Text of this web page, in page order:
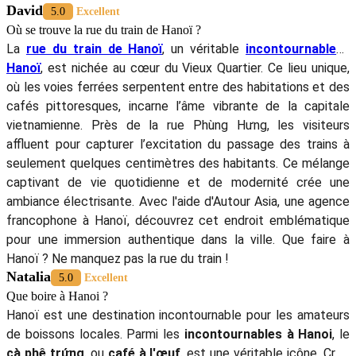
David 5.0 Excellent
Où se trouve la rue du train de Hanoï ?
La rue du train de Hanoï, un véritable incontournable à
Hanoï, est nichée au cœur du Vieux Quartier. Ce lieu unique,
où les voies ferrées serpentent entre des habitations et des
cafés pittoresques, incarne l’âme vibrante de la capitale
vietnamienne. Près de la rue Phùng Hưng, les visiteurs
affluent pour capturer l’excitation du passage des trains à
seulement quelques centimètres des habitants. Ce mélange
captivant de vie quotidienne et de modernité crée une
ambiance électrisante. Avec l'aide d'Autour Asia, une agence
francophone à Hanoï, découvrez cet endroit emblématique
pour une immersion authentique dans la ville. Que faire à
Hanoï ? Ne manquez pas la rue du train !
Natalia 5.0 Excellent
Que boire à Hanoi ?
Hanoï est une destination incontournable pour les amateurs
de boissons locales. Parmi les incontournables à Hanoi, le